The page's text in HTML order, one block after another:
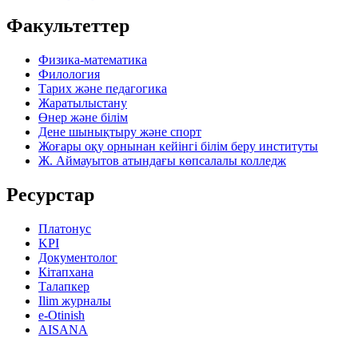
Факультеттер
Физика-математика
Филология
Тарих және педагогика
Жаратылыстану
Өнер және білім
Дене шынықтыру және спорт
Жоғары оқу орнынан кейінгі білім беру институты
Ж. Аймауытов атындағы көпсалалы колледж
Ресурстар
Платонус
KPI
Документолог
Кітапхана
Талапкер
Ilim журналы
e-Otinish
AISANA